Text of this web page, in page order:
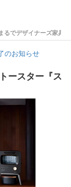
るでデザイナーズ家具
のお知らせ
ースター『ス